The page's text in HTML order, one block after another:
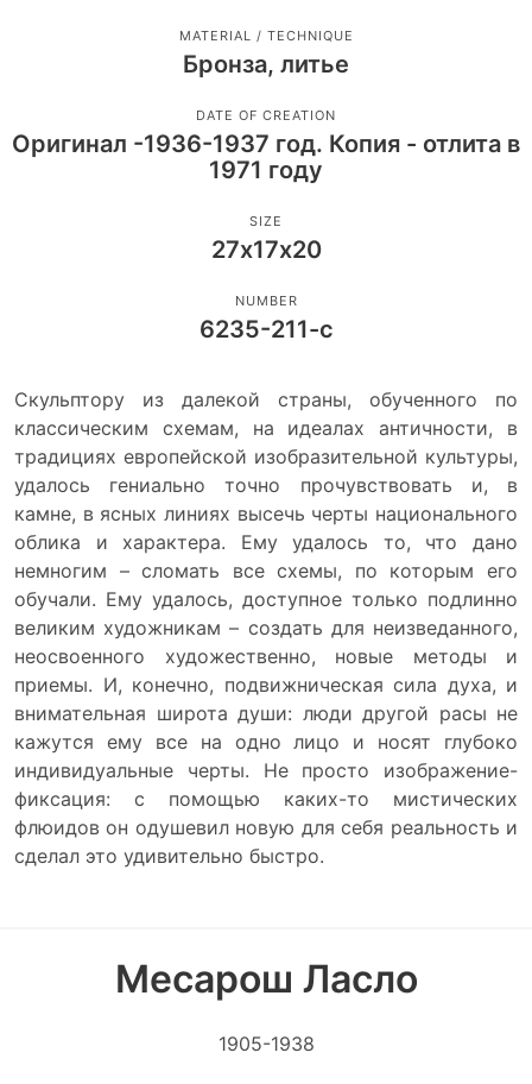
MATERIAL / TECHNIQUE
Бронза, литье
DATE OF CREATION
Оригинал -1936-1937 год. Копия - отлита в
1971 году
SIZE
27х17х20
NUMBER
6235-211-с
Скульптору из далекой страны, обученного по
классическим схемам, на идеалах античности, в
традициях европейской изобразительной культуры,
удалось гениально точно прочувствовать и, в
камне, в ясных линиях высечь черты национального
облика и характера. Ему удалось то, что дано
немногим – сломать все схемы, по которым его
обучали. Ему удалось, доступное только подлинно
великим художникам – создать для неизведанного,
неосвоенного художественно, новые методы и
приемы. И, конечно, подвижническая сила духа, и
внимательная широта души: люди другой расы не
кажутся ему все на одно лицо и носят глубоко
индивидуальные черты. Не просто изображение-
фиксация: с помощью каких-то мистических
флюидов он одушевил новую для себя реальность и
сделал это удивительно быстро.
Месарош Ласло
1905-1938